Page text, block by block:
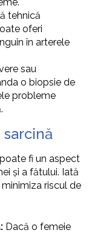
tehnică
oferi
în arterele
sau
o biopsie de
probleme
fi un aspect
și a fătului. Iată
riscul de
Dacă o femeie